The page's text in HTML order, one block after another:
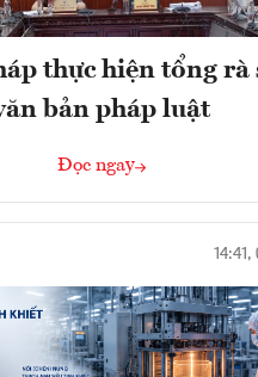
thực hiện tổng rà
bản pháp luật
Đọc ngay
14:41,